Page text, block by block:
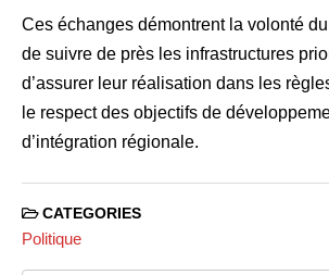
Ces échanges démontrent la volonté
de suivre de près les infrastructures
d’assurer leur réalisation dans les
le respect des objectifs de
d’intégration régionale.
CATEGORIES
Politique